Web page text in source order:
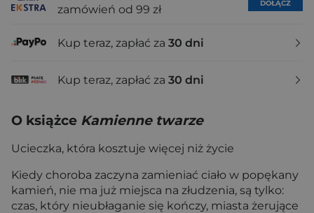
zamówień od 99 zł
DOŁĄCZ
Kup teraz, zapłać za 30 dni
Kup teraz, zapłać za 30 dni
O książce Kamienne twarze
Ucieczka, która kosztuje więcej niż życie
Kiedy choroba zaczyna zamieniać ciało w popękany
kamień, nie ma już miejsca na złudzenia, są tylko:
czas, który nieubłaganie się kończy, miasta żerujące